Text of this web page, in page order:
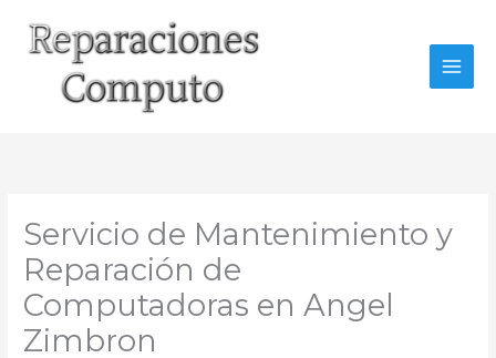
contenido
Servicio de Mantenimiento y
Reparación de
Computadoras en Angel
Zimbron